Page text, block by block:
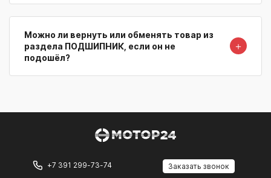
Можно ли вернуть или обменять товар из
раздела ПОДШИПНИК, если он не
подошёл?
＋
+7 391 299-73-74 Заказать звонок